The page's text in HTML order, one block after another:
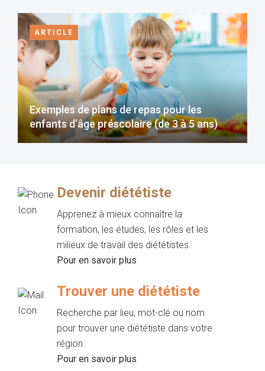
ARTICLE
Exemples de plans de repas pour les
enfants d’âge préscolaire (de 3 à 5 ans)
Devenir diététiste
Apprenez à mieux connaître la
formation, les études, les rôles et les
milieux de travail des diététistes.
Pour en savoir plus
Trouver une diététiste
Recherche par lieu, mot-clé ou nom
pour trouver une diététiste dans votre
région.
Pour en savoir plus